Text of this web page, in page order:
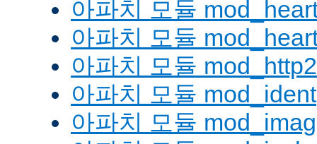
아파치 모듈
아파치 모듈
아파치 모듈 mod_http2
아파치 모듈 mod_ident
아파치 모듈